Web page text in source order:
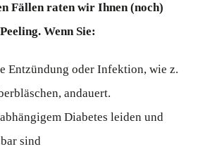
Fällen raten wir Ihnen (noch)
Wenn Sie:
Entzündung oder Infektion, wie z.
andauert.
Diabetes leiden und
sind